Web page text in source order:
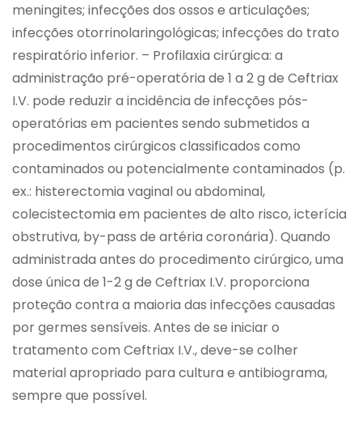
meningites; infecções dos ossos e articulações;
infecções otorrinolaringológicas; infecções do trato
respiratório inferior. – Profilaxia cirúrgica: a
administração pré-operatória de 1 a 2 g de Ceftriax
I.V. pode reduzir a incidência de infecções pós-
operatórias em pacientes sendo submetidos a
procedimentos cirúrgicos classificados como
contaminados ou potencialmente contaminados (p.
ex.: histerectomia vaginal ou abdominal,
colecistectomia em pacientes de alto risco, icterícia
obstrutiva, by-pass de artéria coronária). Quando
administrada antes do procedimento cirúrgico, uma
dose única de 1-2 g de Ceftriax I.V. proporciona
proteção contra a maioria das infecções causadas
por germes sensíveis. Antes de se iniciar o
tratamento com Ceftriax I.V., deve-se colher
material apropriado para cultura e antibiograma,
sempre que possível.